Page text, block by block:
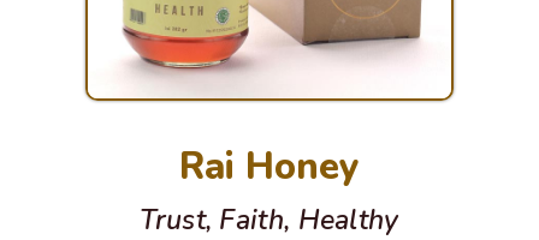
Rai Honey
Trust, Faith, Healthy